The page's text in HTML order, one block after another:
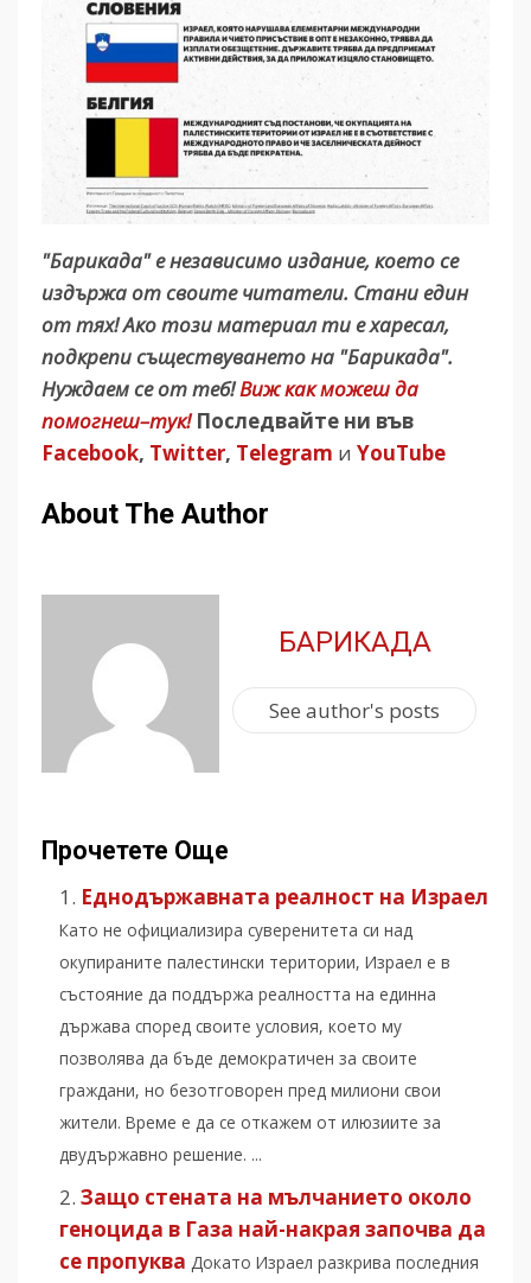
"Барикада" е независимо издание, което се
издържа от своите читатели. Стани един
от тях! Ако този материал ти е харесал,
подкрепи съществуването на "Барикада".
Нуждаем се от теб!Виж как можеш да
помогнеш–тук! Последвайте ни във
Facebook, Twitter, Telegram и YouTube
About The Author
БАРИКАДА
See author's posts
Прочетете Още
Еднодържавната реалност на Израел
Като не официализира суверенитета си над
окупираните палестински територии, Израел е в
състояние да поддържа реалността на единна
държава според своите условия, което му
позволява да бъде демократичен за своите
граждани, но безотговорен пред милиони свои
жители. Време е да се откажем от илюзиите за
двудържавно решение. ...
Защо стената на мълчанието около
геноцида в Газа най-накрая започва да
се пропуква Докато Израел разкрива последния